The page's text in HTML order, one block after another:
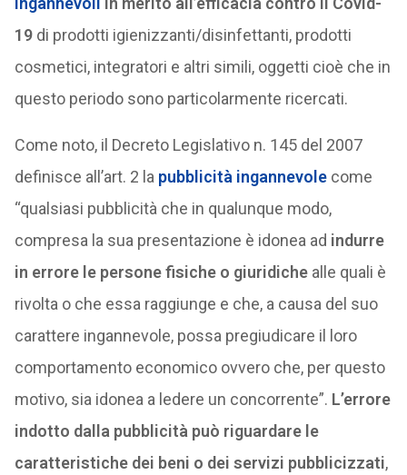
19di prodotti igienizzanti/disinfettanti, prodotti
cosmetici, integratori e altri simili, oggetti cioè che in
questo periodo sono particolarmente ricercati.
Come noto, il Decreto Legislativo n. 145 del 2007
definisce all’art. 2 la pubblicità ingannevolecome
“qualsiasi pubblicità che in qualunque modo,
compresa la sua presentazione è idonea ad indurre
in errore le persone fisiche o giuridichealle quali è
rivolta o che essa raggiunge e che, a causa del suo
carattere ingannevole, possa pregiudicare il loro
comportamento economico ovvero che, per questo
motivo, sia idonea a ledere un concorrente”. L’errore
indotto dalla pubblicità può riguardare le
caratteristiche dei beni o dei servizi pubblicizzati,